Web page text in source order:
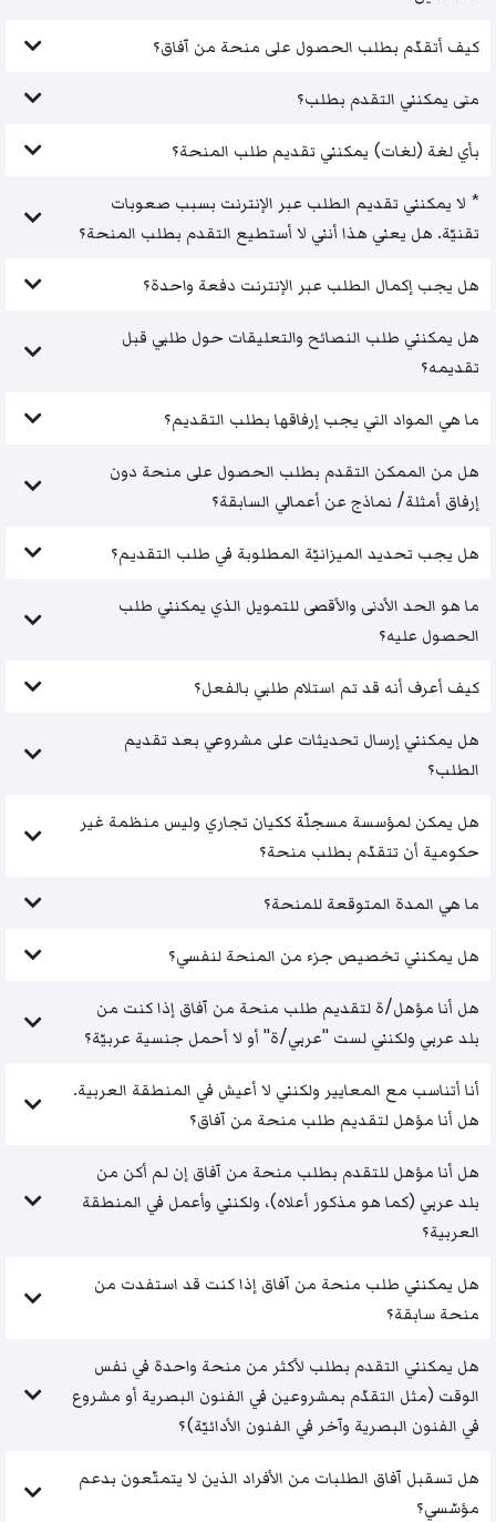
كيف أتقدّم بطلب الحصول على منحة من آفاق؟
متى يمكنني التقدم بطلب؟
بأي لغة (لغات) يمكنني تقديم طلب المنحة؟
* لا يمكنني تقديم الطلب عبر الإنترنت بسبب صعوبات
تقنيّة. هل يعني هذا أنني لا أستطيع التقدم بطلب المنحة؟
هل يجب إكمال الطلب عبر الإنترنت دفعة واحدة؟
هل يمكنني طلب النصائح والتعليقات حول طلبي قبل
تقديمه؟
ما هي المواد التي يجب إرفاقها بطلب التقديم؟
هل من الممكن التقدم بطلب الحصول على منحة دون
إرفاق أمثلة/ نماذج عن أعمالي السابقة؟
هل يجب تحديد الميزانيّة المطلوبة في طلب التقديم؟
ما هو الحد الأدنى والأقصى للتمويل الذي يمكنني طلب
الحصول عليه؟
كيف أعرف أنه قد تم استلام طلبي بالفعل؟
هل يمكنني إرسال تحديثات على مشروعي بعد تقديم
الطلب؟
هل يمكن لمؤسسة مسجلّة ككيان تجاري وليس منظمة غير
حكومية أن تتقدّم بطلب منحة؟
ما هي المدة المتوقعة للمنحة؟
هل يمكنني تخصيص جزء من المنحة لنفسي؟
هل أنا مؤهل/ة لتقديم طلب منحة من آفاق إذا كنت من
بلد عربي ولكنني لست "عربي/ة" أو لا أحمل جنسية عربيّة؟
أنا أتناسب مع المعايير ولكنني لا أعيش في المنطقة العربية.
هل أنا مؤهل لتقديم طلب منحة من آفاق؟
هل أنا مؤهل للتقدم بطلب منحة من آفاق إن لم أكن من
بلد عربي (كما هو مذكور أعلاه)، ولكنني وأعمل في المنطقة
العربية؟
هل يمكنني طلب منحة من آفاق إذا كنت قد استفدت من
منحة سابقة؟
هل يمكنني التقدم بطلب لأكثر من منحة واحدة في نفس
الوقت (مثل التقدّم بمشروعين في الفنون البصرية أو مشروع
في الفنون البصرية وآخر في الفنون الأدائيّة)؟
هل تسقبل آفاق الطلبات من الأفراد الذين لا يتمتّعون بدعم
مؤسّسي؟